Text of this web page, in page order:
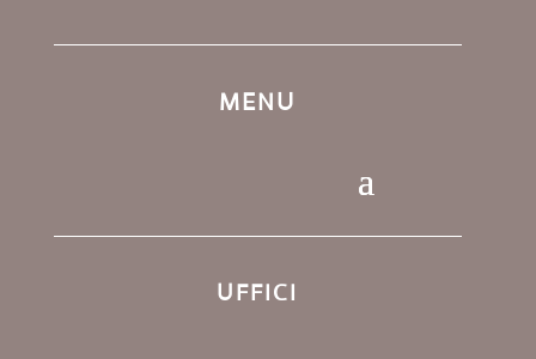
MENU
UFFICI